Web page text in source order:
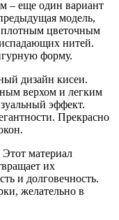
– еще один вариант
модель,
плотным цветочным
нитей.
форму.
дизайн кисеи.
верхом и легким
эффект.
Прекрасно
материал
их
и долговечность.
желательно в